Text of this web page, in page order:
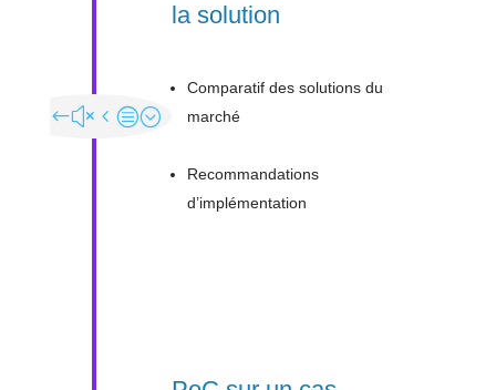
la solution
Comparatif des solutions du
marché
Recommandations
d’implémentation